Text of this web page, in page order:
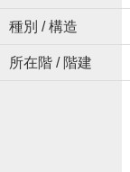
種別 / 構造
所在階 / 階建